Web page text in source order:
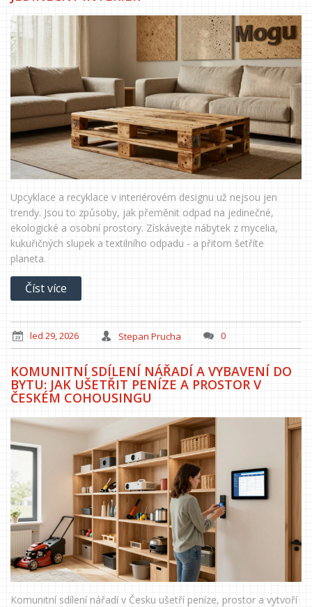
Upcyklace a recyklace v interiérovém designu už nejsou jen
trendy. Jsou to způsoby, jak přeměnit odpad na jedinečné,
ekologické a osobní prostory. Získávejte nábytek z mycelia,
kukuřičných slupek a textilního odpadu - a přitom šetříte
planeta.
Číst více
led 29, 2026 Stepan Prucha 0
KOMUNITNÍ SDÍLENÍ NÁŘADÍ A VYBAVENÍ DO
BYTU: JAK UŠETŘIT PENÍZE A PROSTOR V
ČESKÉM COHOUSINGU
Komunitní sdílení nářadí v Česku ušetří peníze, prostor a vytvoří